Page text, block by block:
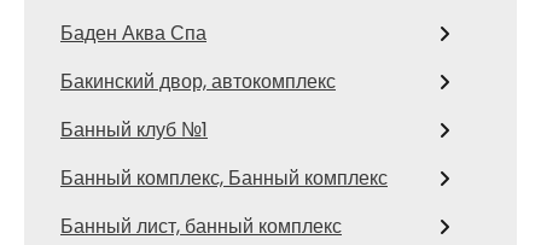
Баден Аква Спа
Бакинский двор, автокомплекс
Банный клуб №1
Банный комплекс, Банный комплекс
Банный лист, банный комплекс